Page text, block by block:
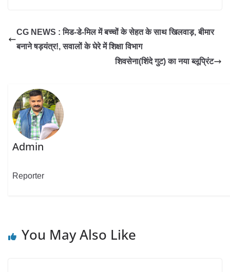
CG NEWS : मिड-डे-मिल में बच्चों के सेहत के साथ खिलवाड़, बीमार
बनाने षड़यंत्र!, सवालों के घेरे में शिक्षा विभाग
शिवसेना(शिंदे गुट) का नया ब्लूप्रिंट
Admin
Reporter
You May Also Like